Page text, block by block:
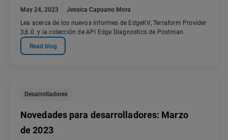
May 24, 2023
Jessica Capuano Mora
Lea acerca de los nuevos informes de EdgeKV, Terraform Provider
3,6.0. y la colección de API Edge Diagnostics de Postman.
Read blog
Desarrolladores
Novedades para desarrolladores: Marzo
de 2023